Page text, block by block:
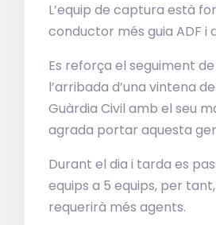
L’equip de captura està
conductor més guia ADF i
Es reforça el seguiment
l’arribada d’una vintena
Guàrdia Civil amb el seu
agrada portar aquesta
Durant el dia i tarda es
equips a 5 equips, per
requerirà més agents.